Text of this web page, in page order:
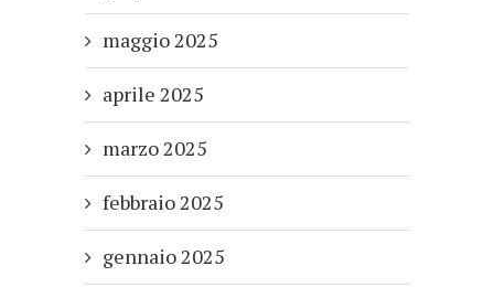
maggio 2025
aprile 2025
marzo 2025
febbraio 2025
gennaio 2025